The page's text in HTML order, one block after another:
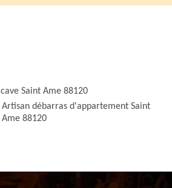
cave Saint Ame 88120
Artisan débarras d'appartement Saint
Ame 88120